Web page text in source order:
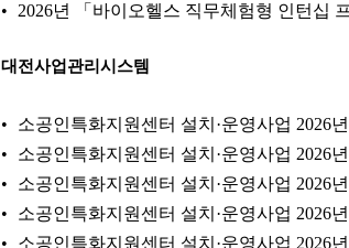
2026년 「바이오헬스 직무체험형 인턴십
대전사업관리시스템
소공인특화지원센터 설치·운영사업 2026
소공인특화지원센터 설치·운영사업 2026
소공인특화지원센터 설치·운영사업 2026
소공인특화지원센터 설치·운영사업 2026
소공인특화지원센터 설치·운영사업 2026